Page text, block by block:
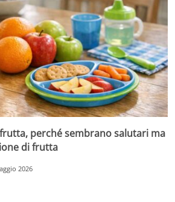
frutta, perché sembrano salutari ma
di frutta
2026